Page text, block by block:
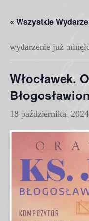
« Wszystkie
wydarzenie już
Włocławek.
18 października,